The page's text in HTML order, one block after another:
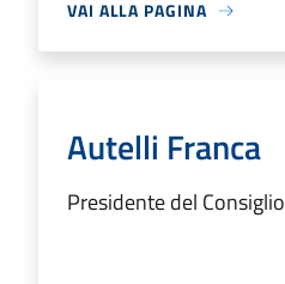
VAI ALLA PAGINA
Autelli Franca
Presidente del Consiglio